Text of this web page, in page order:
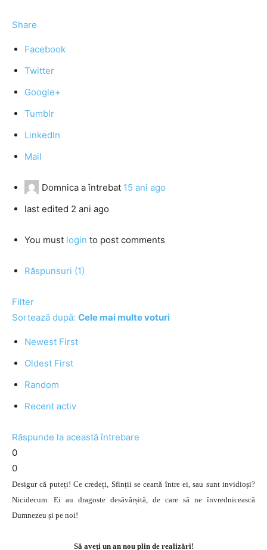
Share
Facebook
Twitter
Google+
Tumblr
LinkedIn
Mail
Domnica a întrebat 15 ani ago
last edited 2 ani ago
You must login to post comments
Răspunsuri (1)
Filter
Sortează după: Cele mai multe voturi
Newest First
Oldest First
Random
Recent activ
Răspunde la această întrebare
0
0
Desigur că puteți! Ce credeți, Sfinții se ceartă între ei, sau sunt invidioși?
Nicidecum. Ei au dragoste desăvârșită, de care să ne învrednicească
Dumnezeu și pe noi!
Să aveți un an nou plin de realizări!